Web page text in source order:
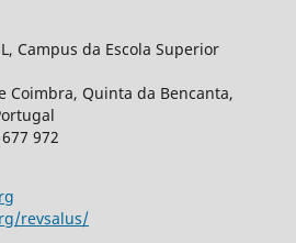
Campus da Escola Superior
Coimbra, Quinta da Bencanta,
972
revsalus/